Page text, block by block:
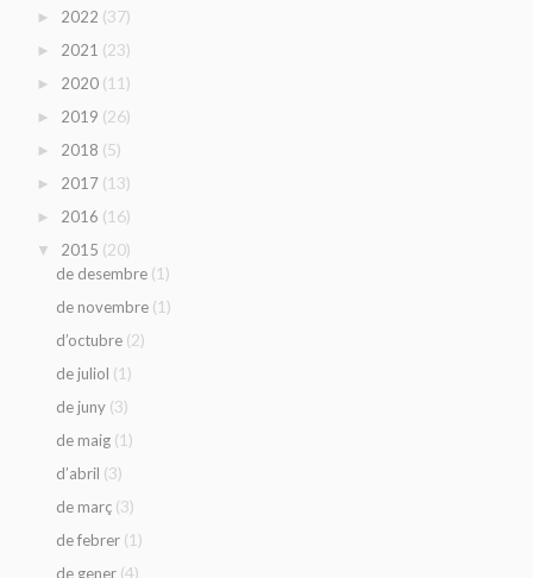
► 2022 (37)
► 2021 (23)
► 2020 (11)
► 2019 (26)
► 2018 (5)
► 2017 (13)
► 2016 (16)
▼ 2015 (20)
de desembre (1)
de novembre (1)
d’octubre (2)
de juliol (1)
de juny (3)
de maig (1)
d’abril (3)
de març (3)
de febrer (1)
de gener (4)